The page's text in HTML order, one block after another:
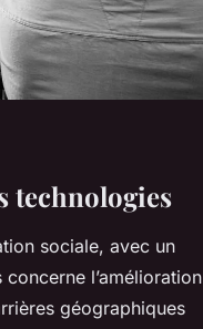
technologies
sociale, avec un
l’amélioration
géographiques